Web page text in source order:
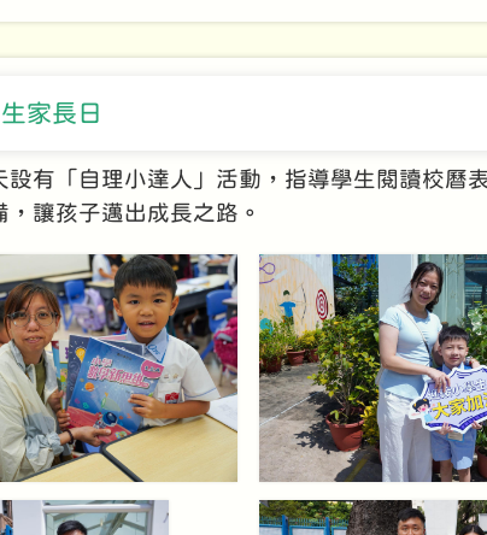
家長日
設有「自理小達人」活動，指導學生閱讀校曆
，讓孩子邁出成長之路。